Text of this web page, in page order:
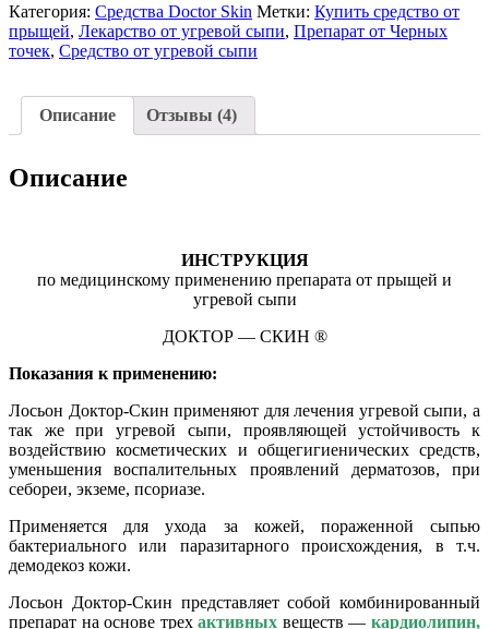
-
СКИН
—
прыщей,
сыпи
Категория: Средства Doctor Skin Метки: Купить средство от
прыщей, Лекарство от угревой сыпи, Препарат от Черных
точек, Средство от угревой сыпи
Описание Отзывы (4)
Описание
ИНСТРУКЦИЯ
по медицинскому применению препарата от прыщей и
угревой сыпи
ДОКТОР — СКИН ®
Показания к применению:
Лосьон Доктор-Скин применяют для лечения угревой сыпи, а
так же при угревой сыпи, проявляющей устойчивость к
воздействию косметических и общегигиенических средств,
уменьшения воспалительных проявлений дерматозов, при
себореи, экземе, псориазе.
Применяется для ухода за кожей, пораженной сыпью
бактериального или паразитарного происхождения, в т.ч.
демодекоз кожи.
Лосьон Доктор-Скин представляет собой комбинированный
препарат на основе трехактивных веществ —кардиолипин,